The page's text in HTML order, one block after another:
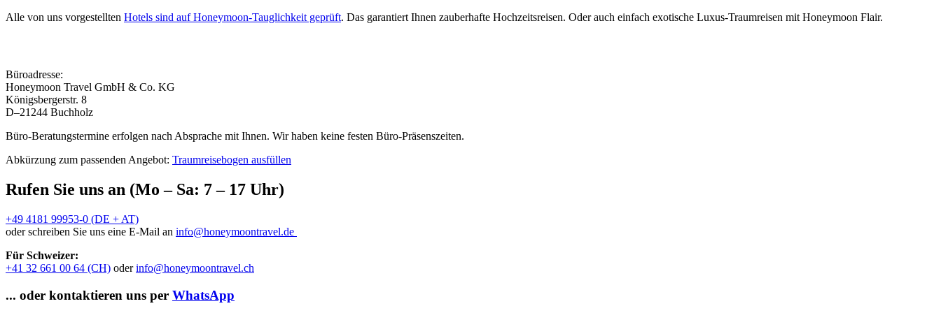
Alle von uns vorgestellten Hotels sind auf Honeymoon-Tauglichkeit geprüft. Das garantiert Ihnen zauberhafte Hochzeitsreisen. Oder auch einfach exotische Luxus-Traumreisen mit Honeymoon Flair.
Büroadresse:
Honeymoon Travel GmbH & Co. KG
Königsbergerstr. 8
D–21244 Buchholz
Büro-Beratungstermine erfolgen nach Absprache mit Ihnen. Wir haben keine festen Büro-Präsenszeiten.
Abkürzung zum passenden Angebot: Traumreisebogen ausfüllen
Rufen Sie uns an (Mo – Sa: 7 – 17 Uhr)
+49 4181 99953-0 (DE + AT)
oder schreiben Sie uns eine E-Mail an info@honeymoontravel.de
Für Schweizer:
+41 32 661 00 64 (CH) oderinfo@honeymoontravel.ch
... oder kontaktieren uns per WhatsApp